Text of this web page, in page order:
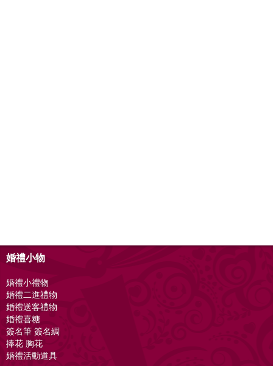
婚禮小物
婚禮小禮物
婚禮二進禮物
婚禮送客禮物
婚禮喜糖
簽名筆 簽名綢
捧花 胸花
婚禮活動道具